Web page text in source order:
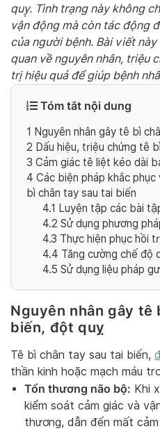
quỵ. Tình trạng này không
vận động mà còn tác động
của người bệnh. Bài viết
quan về nguyên nhân, triệu
trị hiệu quả để giúp bệnh
Tóm tắt nội dung
1 Nguyên nhân gây tê bì
2 Dấu hiệu, triệu chứng tê
3 Cảm giác tê liệt kéo dài
4 Các biện pháp khắc
bì chân tay sau tai biến
4.1 Luyện tập các bài
4.2 Sử dụng phương
4.3 Thực hiện phục hồi
4.4 Tăng cường chế độ
4.5 Sử dụng liệu pháp
Nguyên nhân gây tê
biến, đột quỵ
Tê bì chân tay sau tai biến,
thần kinh hoặc mạch máu
Tổn thương não bộ: Khi
kiểm soát cảm giác và
thương, dẫn đến mất